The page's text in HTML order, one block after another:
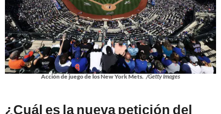
Acción de juego de los New York Mets. /Getty Images
¿Cuál es la nueva petición del